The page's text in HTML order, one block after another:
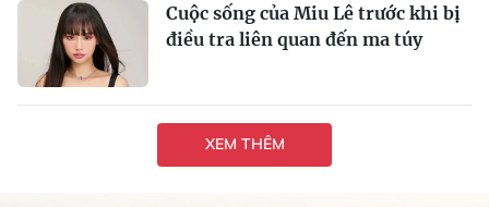
Cuộc sống của Miu Lê trước khi bị
điều tra liên quan đến ma túy
XEM THÊM